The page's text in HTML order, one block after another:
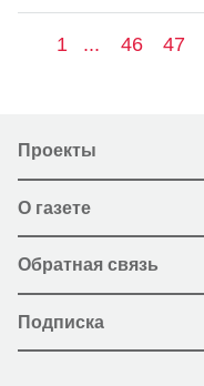
1 ... 46 47
Проекты
О газете
Обратная связь
Подписка